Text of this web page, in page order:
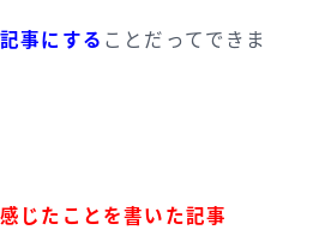
事にする ことだってできま
じたことを書いた記事